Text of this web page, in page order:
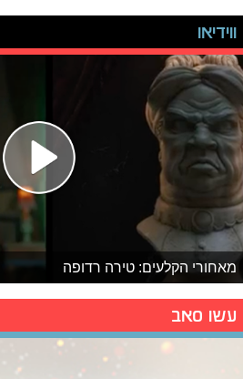
ווידיאו
מאחורי הקלעים: טירה רדופה
עשו סאב